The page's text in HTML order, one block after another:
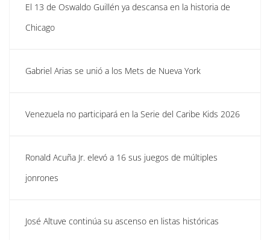
El 13 de Oswaldo Guillén ya descansa en la historia de
Chicago
Gabriel Arias se unió a los Mets de Nueva York
Venezuela no participará en la Serie del Caribe Kids 2026
Ronald Acuña Jr. elevó a 16 sus juegos de múltiples
jonrones
José Altuve continúa su ascenso en listas históricas